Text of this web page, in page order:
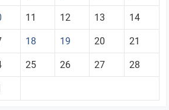
11 12 13 14
18 19 20 21
25 26 27 28